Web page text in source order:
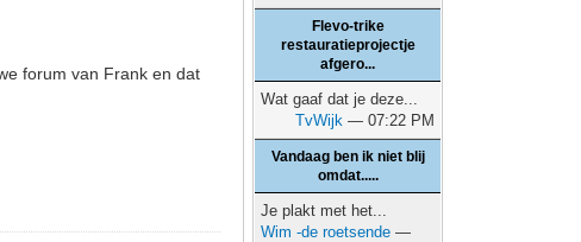
forum van Frank en dat
Flevo-trike
restauratieprojectje
afgero...
Wat gaaf dat je deze...
TvWijk — 07:22 PM
Vandaag ben ik niet blij
omdat.....
Je plakt met het...
Wim -de roetsende —